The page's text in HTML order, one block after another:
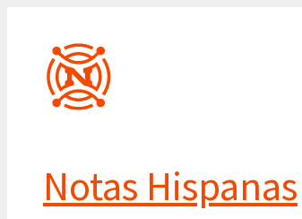
contenido
Notas Hispanas